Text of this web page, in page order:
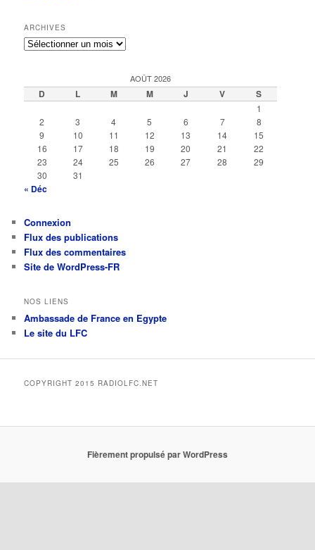
ARCHIVES
Archives
AOÛT 2026
D L M M J V S
1
2
3 4 5 6 7
8
9
10 11 12 13 14
15
16
17 18 19 20 21
22
23
24 25 26 27 28
29
30
31
« Déc
Connexion
Flux des publications
Flux des commentaires
Site de WordPress-FR
NOS LIENS
Ambassade de France en Egypte
Le site du LFC
COPYRIGHT 2015 RADIOLFC.NET
Fièrement propulsé par WordPress